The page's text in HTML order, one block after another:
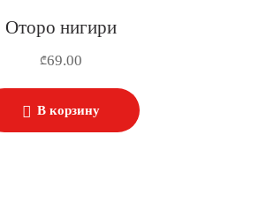
Оторо нигири
₾69.00
В корзину